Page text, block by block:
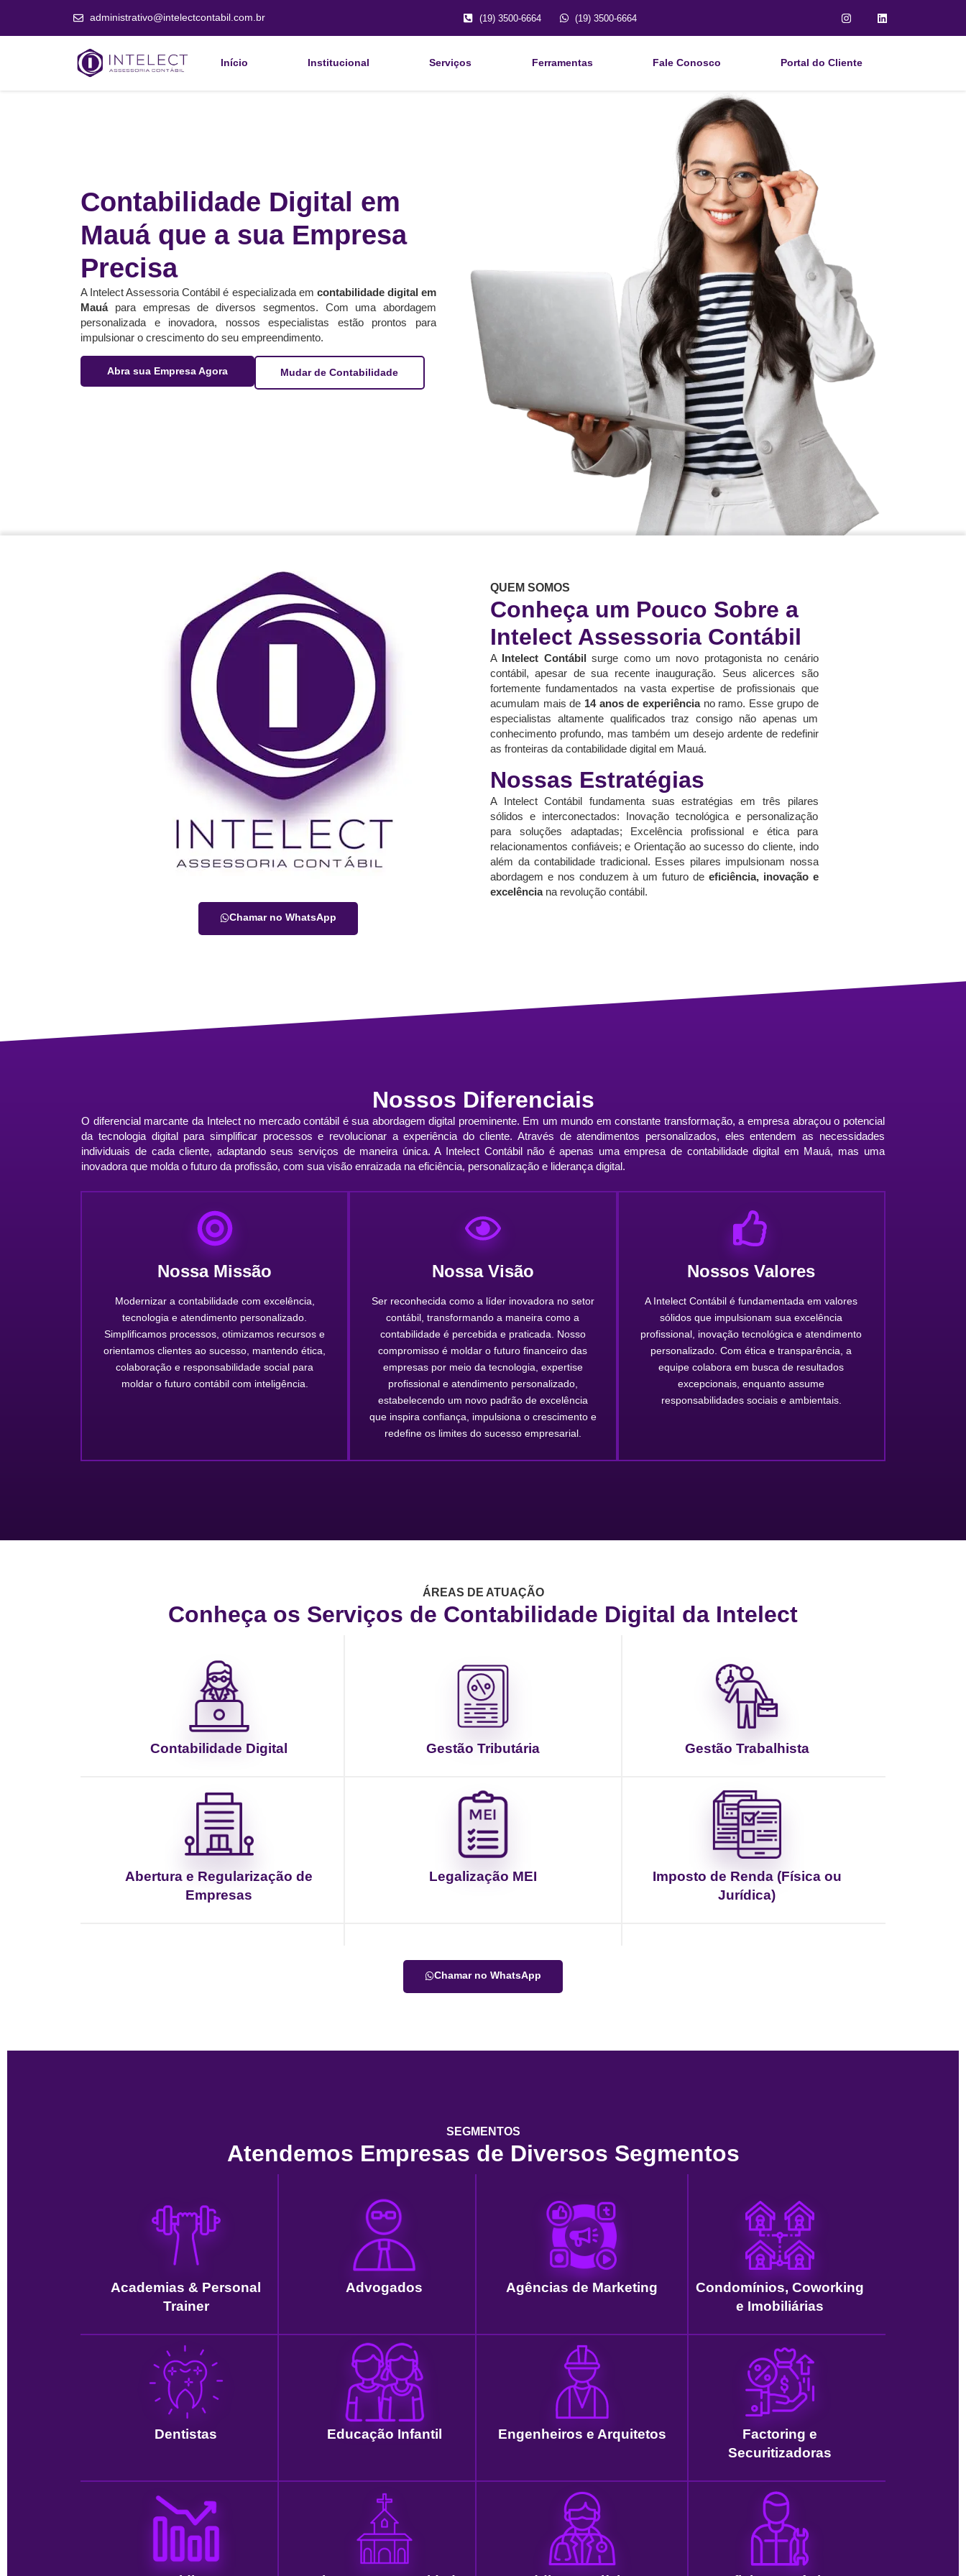
administrativo@intelectcontabil.com.br (19) 3500-6664 (19) 3500-6664
Início Institucional Serviços Ferramentas Fale Conosco Portal do Cliente
Contabilidade Digital em
Mauá que a sua Empresa
Precisa
A Intelect Assessoria Contábil é especializada em contabilidade digital em
Mauápara empresas de diversos segmentos. Com uma abordagem
personalizada e inovadora, nossos especialistas estão prontos para
impulsionar o crescimento do seu empreendimento.
Abra sua Empresa Agora Mudar de Contabilidade
Chamar no WhatsApp
QUEM SOMOS
Conheça um Pouco Sobre a
Intelect Assessoria Contábil
A Intelect Contábil surge como um novo protagonista no cenário
contábil, apesar de sua recente inauguração. Seus alicerces são
fortemente fundamentados na vasta expertise de profissionais que
acumulam mais de 14 anos de experiênciano ramo. Esse grupo de
especialistas altamente qualificados traz consigo não apenas um
conhecimento profundo, mas também um desejo ardente de redefinir
as fronteiras da contabilidade digital em Mauá.
Nossas Estratégias
A Intelect Contábil fundamenta suas estratégias em três pilares
sólidos e interconectados: Inovação tecnológica e personalização
para soluções adaptadas; Excelência profissional e ética para
relacionamentos confiáveis; e Orientação ao sucesso do cliente, indo
além da contabilidade tradicional. Esses pilares impulsionam nossa
abordagem e nos conduzem à um futuro de eficiência, inovação e
excelênciana revolução contábil.
Nossos Diferenciais
O diferencial marcante da Intelect no mercado contábil é sua abordagem digital proeminente. Em um mundo em constante transformação, a empresa abraçou o potencial
da tecnologia digital para simplificar processos e revolucionar a experiência do cliente. Através de atendimentos personalizados, eles entendem as necessidades
individuais de cada cliente, adaptando seus serviços de maneira única. A Intelect Contábil não é apenas uma empresa de contabilidade digital em Mauá, mas uma
inovadora que molda o futuro da profissão, com sua visão enraizada na eficiência, personalização e liderança digital.
Nossa Missão
Modernizar a contabilidade com excelência,
tecnologia e atendimento personalizado.
Simplificamos processos, otimizamos recursos e
orientamos clientes ao sucesso, mantendo ética,
colaboração e responsabilidade social para
moldar o futuro contábil com inteligência.
Nossa Visão
Ser reconhecida como a líder inovadora no setor
contábil, transformando a maneira como a
contabilidade é percebida e praticada. Nosso
compromisso é moldar o futuro financeiro das
empresas por meio da tecnologia, expertise
profissional e atendimento personalizado,
estabelecendo um novo padrão de excelência
que inspira confiança, impulsiona o crescimento e
redefine os limites do sucesso empresarial.
Nossos Valores
A Intelect Contábil é fundamentada em valores
sólidos que impulsionam sua excelência
profissional, inovação tecnológica e atendimento
personalizado. Com ética e transparência, a
equipe colabora em busca de resultados
excepcionais, enquanto assume
responsabilidades sociais e ambientais.
ÁREAS DE ATUAÇÃO
Conheça os Serviços de Contabilidade Digital da Intelect
Contabilidade Digital Gestão Tributária Gestão Trabalhista
Abertura e Regularização de
Empresas
Legalização MEI
Imposto de Renda (Física ou
Jurídica)
Chamar no WhatsApp
SEGMENTOS
Atendemos Empresas de Diversos Segmentos
Academias & Personal
Trainer
Advogados Agências de Marketing
Condomínios, Coworking
e Imobiliárias
Dentistas Educação Infantil Engenheiros e Arquitetos
Factoring e
Securitizadoras